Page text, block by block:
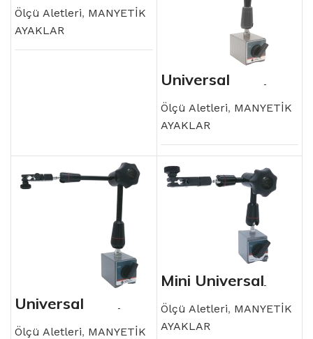
Ölçü Aletleri, MANYETİK
AYAKLAR
Üniversal
Manyetik Ayak
Ölçü Aletleri, MANYETİK
AYAKLAR
Üniversal
Manyetik Ayak
Ölçü Aletleri, MANYETİK
Mini Üniversal
Manyetik Ayak
Ölçü Aletleri, MANYETİK
AYAKLAR